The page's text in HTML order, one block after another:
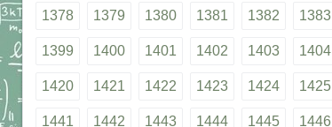
1378 1379 1380 1381 1382 1383
1399 1400 1401 1402 1403 1404
1420 1421 1422 1423 1424 1425
1441 1442 1443 1444 1445 1446